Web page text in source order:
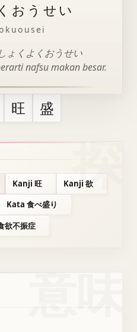
おうせい
ょくよくおうせい
nafsu makan besar.
旺 盛
Kanji 旺
Kanji 欲
Kata 食べ盛り
欲不振症
意味